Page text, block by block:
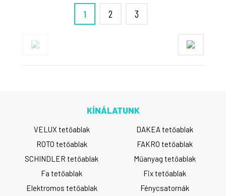
1 2 3
KÍNÁLATUNK
VELUX tetőablak
DAKEA tetőablak
ROTO tetőablak
FAKRO tetőablak
SCHINDLER tetőablak
Műanyag tetőablak
Fa tetőablak
Fix tetőablak
Elektromos tetőablak
Fénycsatornák